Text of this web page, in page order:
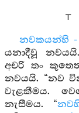
නවකයන්හි -
යනාදීවූ
අචරි තං
නවයයි. “නව
වැළකීමය.
නැසීමය. “